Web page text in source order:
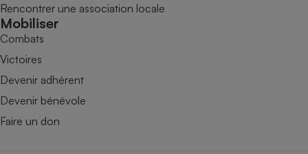
Rencontrer une association locale
Mobiliser
Combats
Victoires
Devenir adhérent
Devenir bénévole
Faire un don